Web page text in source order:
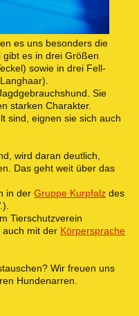
es uns besonders die
gibt es in drei Größen
sowie in drei Fell-
Sie
starken Charakter.
sind, eignen sie sich auch
wird daran deutlich,
Das geht weit über das
in der Gruppe Kurpfalz des
Tierschutzverein
auch mit der Körpersprache
Wir freuen uns
Hundenarren.